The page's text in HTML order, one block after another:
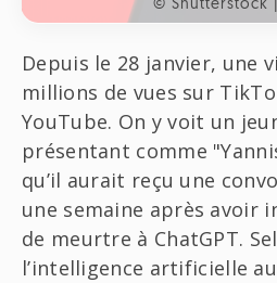
© Shutterstock
Depuis le 28 janvier, une
millions de vues sur
YouTube. On y voit un
présentant comme
qu’il aurait reçu une
une semaine après avoir
de meurtre à ChatGPT.
l’intelligence artificielle